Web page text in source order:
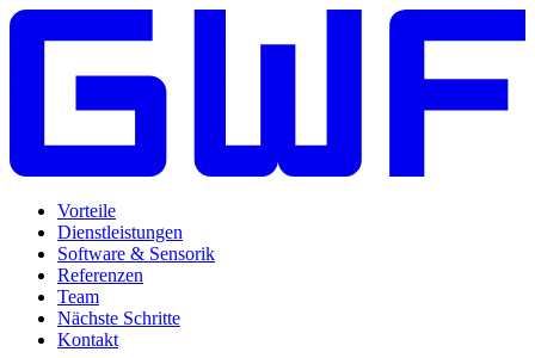
Vorteile
Dienstleistungen
Software & Sensorik
Referenzen
Team
Nächste Schritte
Kontakt